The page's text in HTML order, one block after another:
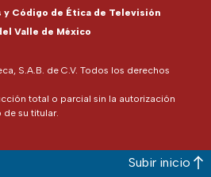
S.A.B. de C.V. Todos los derechos
total o parcial sin la autorización
de su titular.
y Código de Ética de Televisión
Valle de México
Subir inicio